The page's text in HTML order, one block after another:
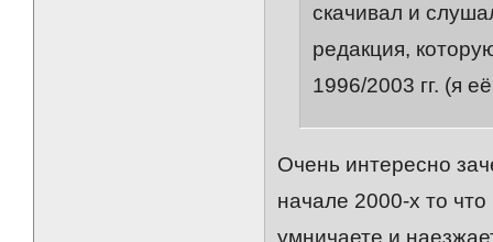
скачивал и
редакция,
1996/2003 гг. (я
Очень интересно
начале 2000-х то
умничаете и